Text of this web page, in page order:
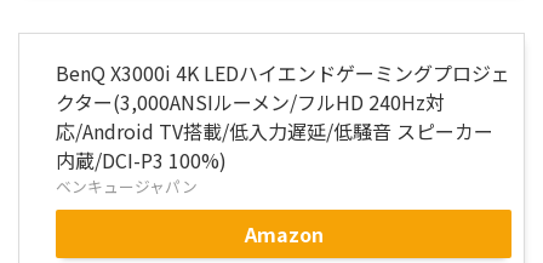
BenQ X3000i 4K LEDハイエンドゲーミングプロジェ
クター(3,000ANSIルーメン/フルHD 240Hz対
応/Android TV搭載/低入力遅延/低騒音 スピーカー
内蔵/DCI-P3 100%)
ベンキュージャパン
Amazon